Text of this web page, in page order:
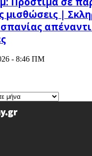
μισθώσεις |
απέναντι
- 8:46 ΠΜ